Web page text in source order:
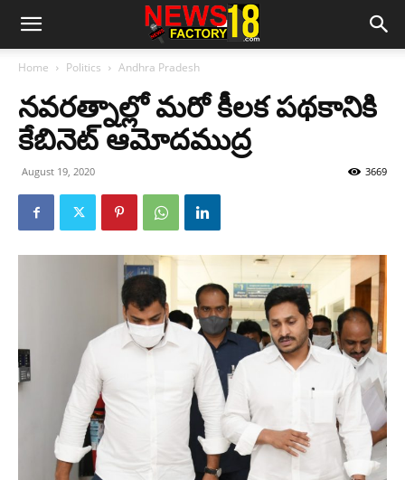
Home Politics Andhra Pradesh
నవరత్నాల్లో మరో కీలక పథకానికి
కేబినెట్‌ ఆమోదముద్ర
August 19, 2020 3669